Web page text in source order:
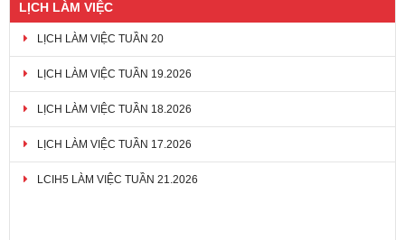
LỊCH LÀM VIỆC
LỊCH LÀM VIỆC TUẦN 20
LỊCH LÀM VIỆC TUẦN 19.2026
LỊCH LÀM VIỆC TUẦN 18.2026
LỊCH LÀM VIỆC TUẦN 17.2026
LCIH5 LÀM VIỆC TUẦN 21.2026